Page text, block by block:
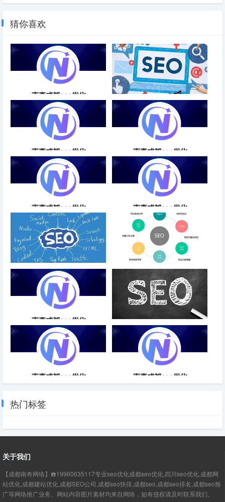
猜你喜欢
常规SEO优化售后服务 关键词如何快速做出排名？
SEO推广优化排名软件-成都
SEO
SEO优化排名帝搜软件推荐-成
都SEO
抖盈关键词SEO优化指南-成都
优化SEO排名优化分析-成都
批量建站SEO，站群思维还可行
吗？
网站优化的技巧有哪些
SEO优化排名帝搜软：提升网站
排名的神奇工具-成都SEO
如何对网站的长尾关键词进行优
化
热门标签
关于我们
【成都南奇网络】☎️19960635117专业seo优化成都seo优化,四川seo优化,成都网
站优化,成都建站优化,成都SEO公司,成都seo快排,成都seo,成都seo排名,成都seo推
广等网络推广业务。网站内容图片素材均来自网络，如有侵权请及时联系我们。